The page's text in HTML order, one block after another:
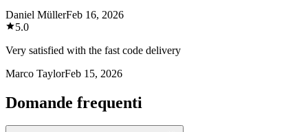
Daniel MüllerFeb 16, 2026
5.0
Very satisfied with the fast code delivery
Marco TaylorFeb 15, 2026
Domande frequenti